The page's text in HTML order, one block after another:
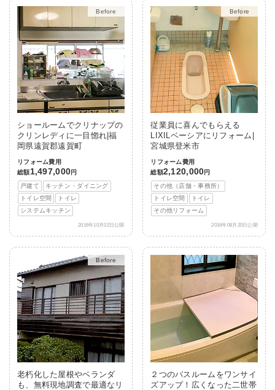
After
ショールームでクリナップの
クリンレディに一目惚れ|福
岡県遠賀郡遠賀町
リフォーム費用
総額1,497,000円
戸建て
キッチン・ダイニング
トイレ空間
トイレ
システムキッチン
2016年10月02日公開
After
従業員に喜んでもらえる
LIXILベーシアにリフォーム|
宮城県登米市
リフォーム費用
総額2,120,000円
その他（店舗・事務所）
トイレ空間
トイレ
その他リフォーム
2016年08月20日公開
After
老朽化した屋根やベランダ
も、無料現地調査で最適なリ
２つのバスルームをワンサイ
ズアップ！広くなった二世帯